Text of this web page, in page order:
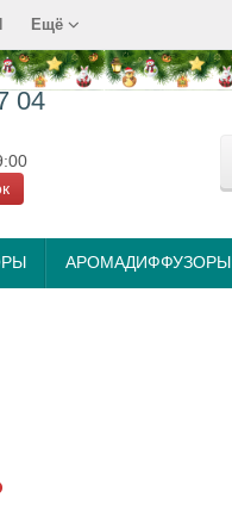
Ещё
04
АРОМАДИФФУЗОРЫ